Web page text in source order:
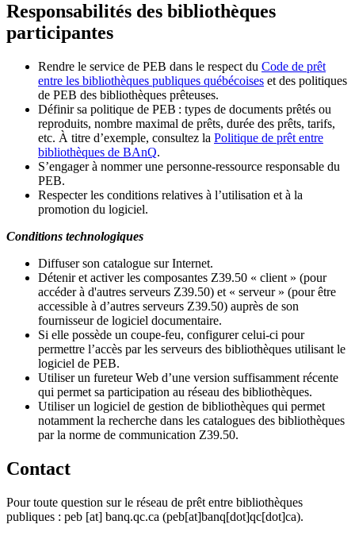
Responsabilités des bibliothèques
participantes
Rendre le service de PEB dans le respect du Code de prêt
entre les bibliothèques publiques québécoises et des politiques
de PEB des bibliothèques prêteuses.
Définir sa politique de PEB : types de documents prêtés ou
reproduits, nombre maximal de prêts, durée des prêts, tarifs,
etc. À titre d’exemple, consultez la Politique de prêt entre
bibliothèques de BAnQ.
S’engager à nommer une personne-ressource responsable du
PEB.
Respecter les conditions relatives à l’utilisation et à la
promotion du logiciel.
Conditions technologiques
Diffuser son catalogue sur Internet.
Détenir et activer les composantes Z39.50 « client » (pour
accéder à d'autres serveurs Z39.50) et « serveur » (pour être
accessible à d’autres serveurs Z39.50) auprès de son
fournisseur de logiciel documentaire.
Si elle possède un coupe-feu, configurer celui-ci pour
permettre l’accès par les serveurs des bibliothèques utilisant le
logiciel de PEB.
Utiliser un fureteur Web d’une version suffisamment récente
qui permet sa participation au réseau des bibliothèques.
Utiliser un logiciel de gestion de bibliothèques qui permet
notamment la recherche dans les catalogues des bibliothèques
par la norme de communication Z39.50.
Contact
Pour toute question sur le réseau de prêt entre bibliothèques
publiques : peb [at] banq.qc.ca (peb[at]banq[dot]qc[dot]ca).